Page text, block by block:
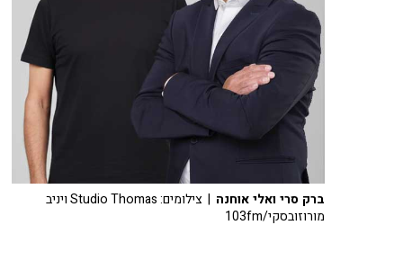
ברק סרי ואלי אוחנה
| צילומים: Studio Thomas ויניב
מורוזובסקי/103fm